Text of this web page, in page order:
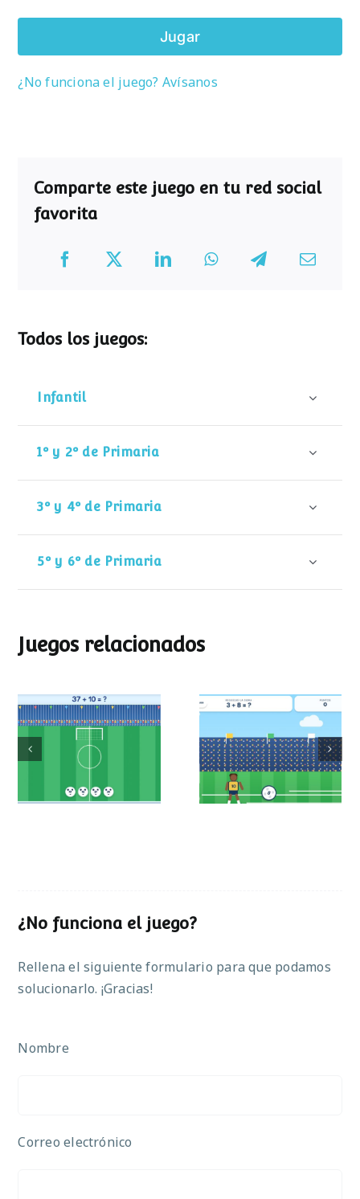
Jugar
¿No funciona el juego? Avísanos
Comparte este juego en tu red social
favorita
Todos los juegos:
Infantil
1º y 2º de Primaria
3º y 4º de Primaria
5º y 6º de Primaria
Juegos relacionados
Mundial de
operaciones
Partido de sumas
¿No funciona el juego?
Rellena el siguiente formulario para que podamos
solucionarlo. ¡Gracias!
Nombre
Correo electrónico